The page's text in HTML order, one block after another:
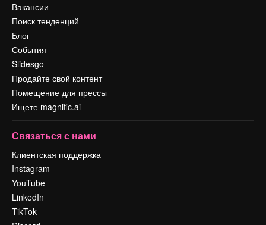
Вакансии
Поиск тенденций
Блог
События
Slidesgo
Продайте свой контент
Помещение для прессы
Ищете magnific.ai
Связаться с нами
Клиентская поддержка
Instagram
YouTube
LinkedIn
TikTok